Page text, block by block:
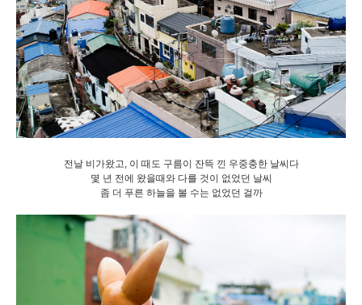
전날 비가왔고, 이 때도 구름이 잔뜩 낀 우중충한 날씨다
몇 년 전에 왔을때와 다를 것이 없었던 날씨
좀 더 푸른 하늘을 볼 수는 없었던 걸까